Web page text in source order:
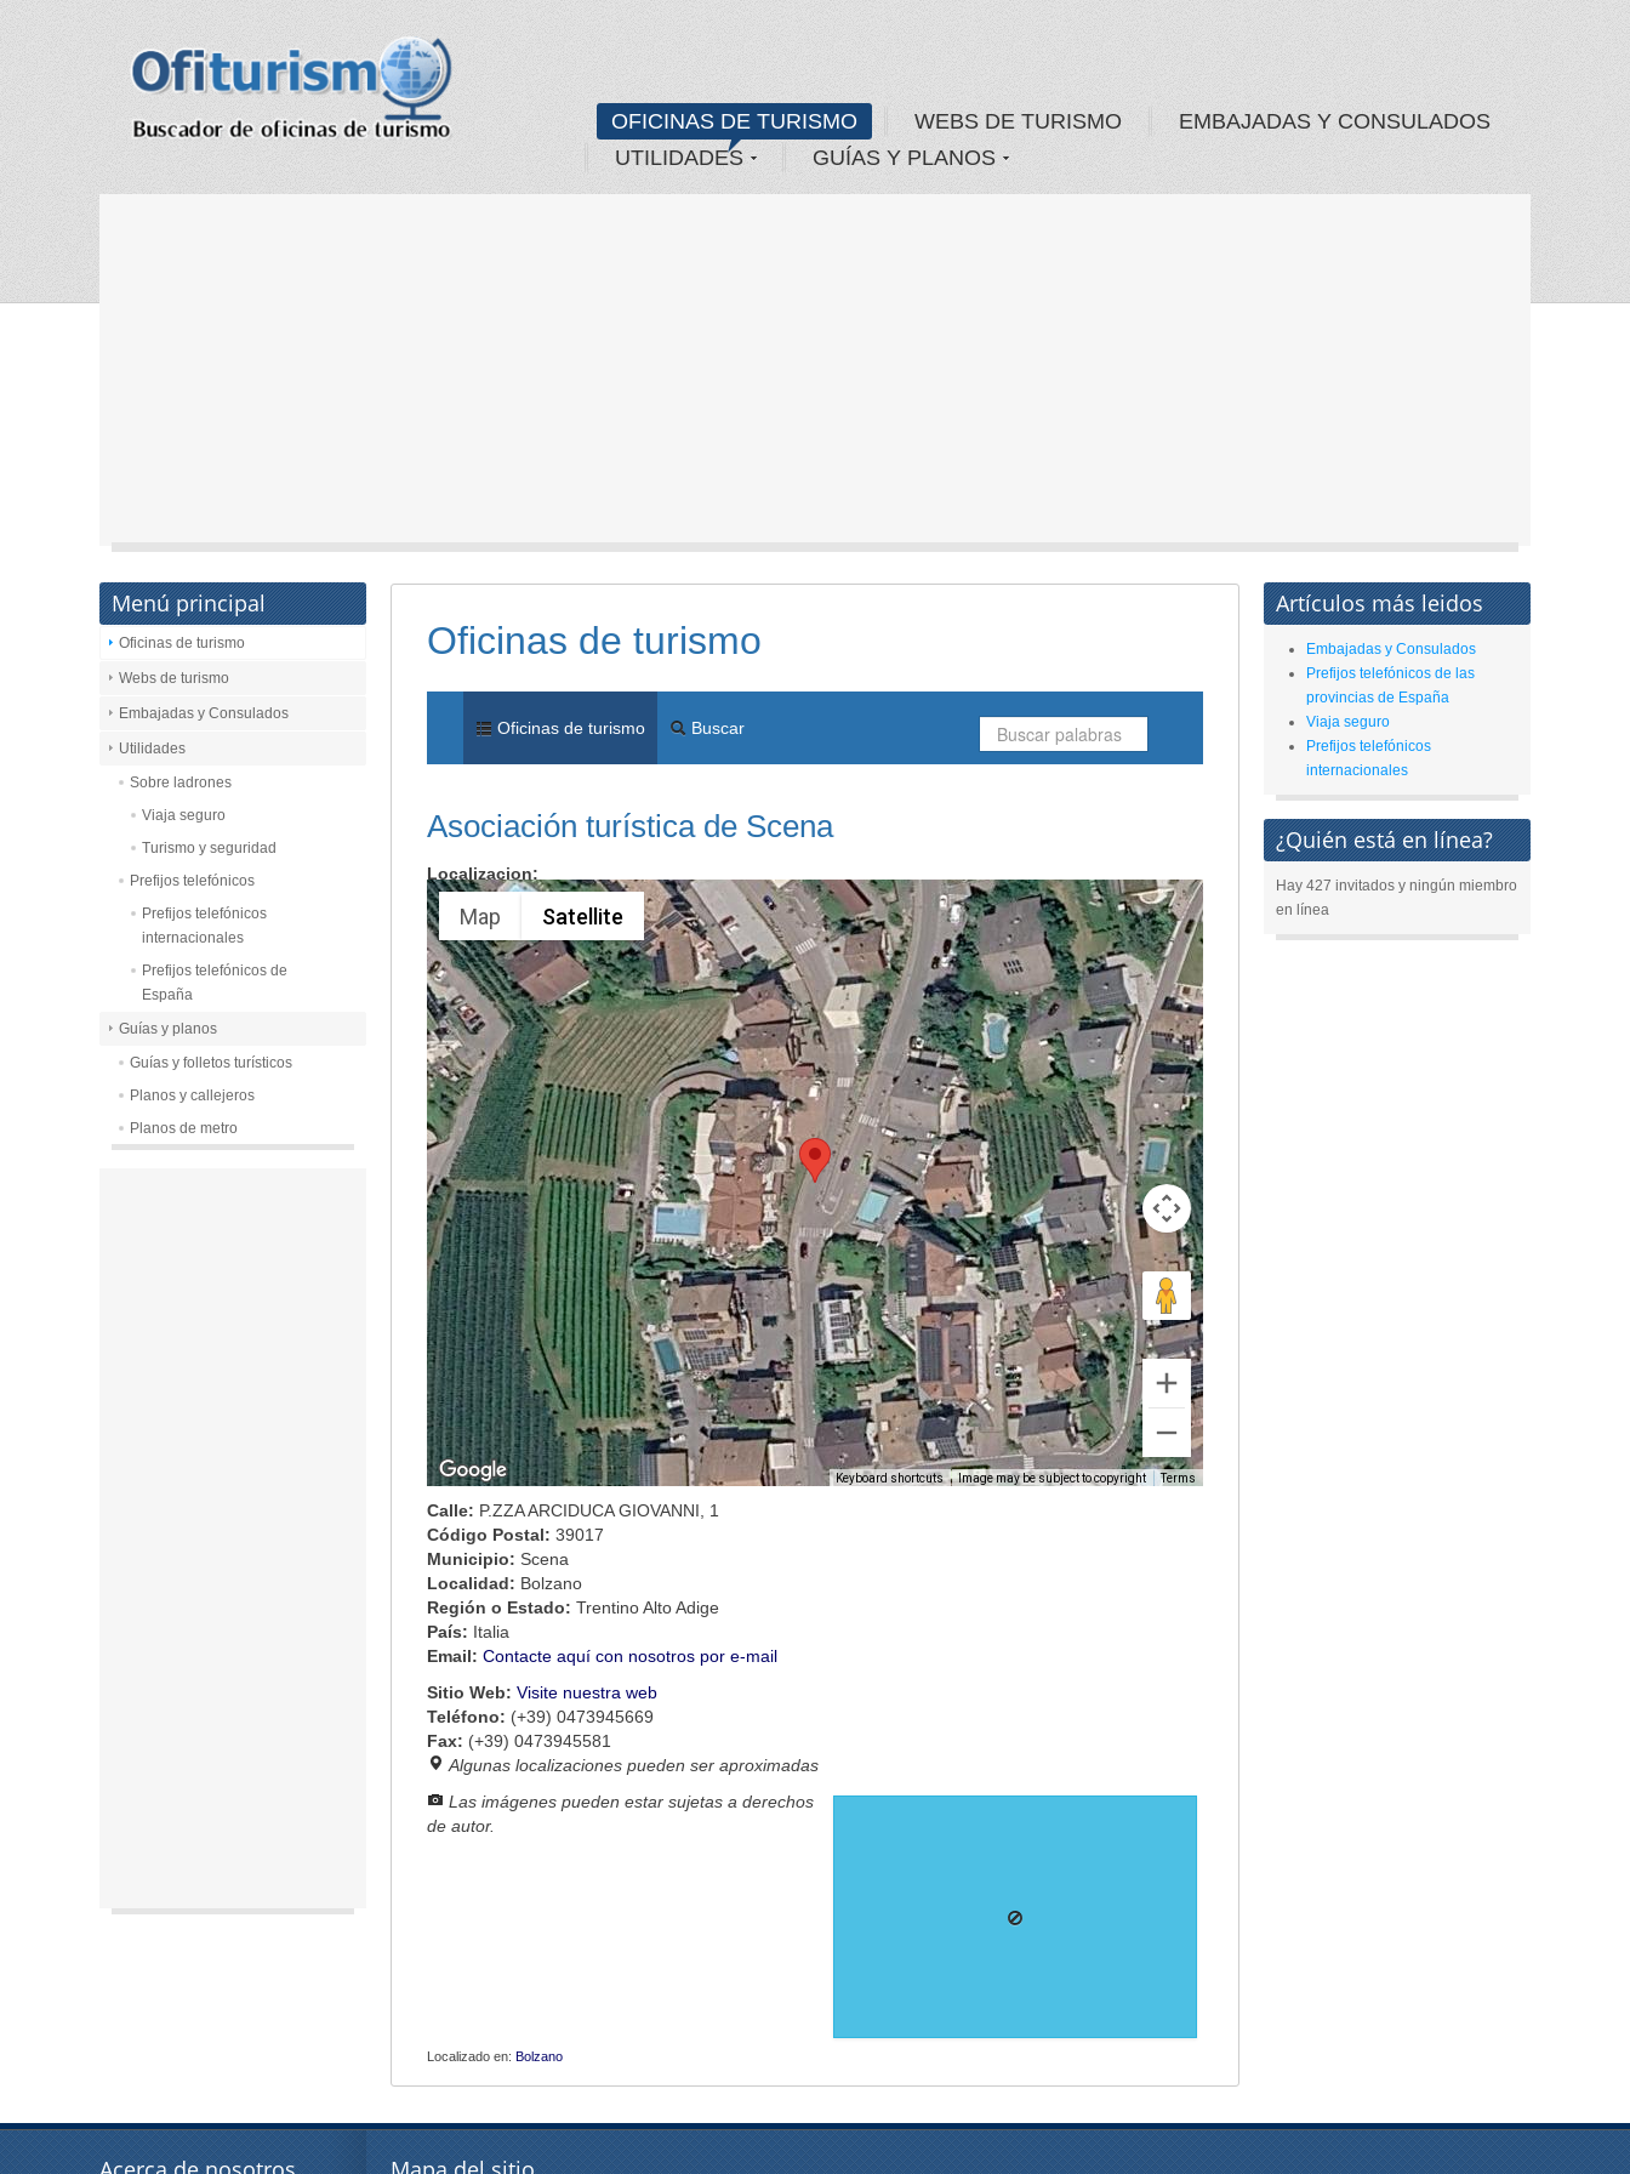
OFICINAS DE TURISMO WEBS DE TURISMO
EMBAJADAS Y CONSULADOS
UTILIDADES
GUÍAS Y PLANOS
Oficinas de turismo
Oficinas de turismo Buscar
Asociación turística de Scena
Localizacion:
Map Satellite
Keyboard shortcuts Image may be subject to copyright Terms
Calle: P.ZZA ARCIDUCA GIOVANNI, 1
Código Postal: 39017
Municipio: Scena
Localidad: Bolzano
Región o Estado: Trentino Alto Adige
País: Italia
Email: Contacte aquí con nosotros por e-mail
Sitio Web: Visite nuestra web
Teléfono: (+39) 0473945669
Fax: (+39) 0473945581
Algunas localizaciones pueden ser aproximadas
Las imágenes pueden estar sujetas a derechos
de autor.
Localizado en: Bolzano
Menú principal
Oficinas de turismo
Webs de turismo
Embajadas y Consulados
Utilidades
Sobre ladrones
Viaja seguro
Turismo y seguridad
Prefijos telefónicos
Prefijos telefónicos
internacionales
Prefijos telefónicos de
España
Guías y planos
Guías y folletos turísticos
Planos y callejeros
Planos de metro
Artículos más leidos
Embajadas y Consulados
Prefijos telefónicos de las
provincias de España
Viaja seguro
Prefijos telefónicos
internacionales
¿Quién está en línea?
Hay 427 invitados y ningún miembro
en línea